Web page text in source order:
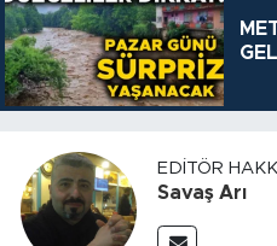
EDITÖR
Savaş Arı